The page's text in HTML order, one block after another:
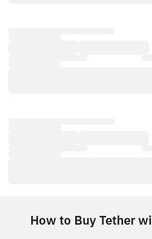
How to Buy Tether